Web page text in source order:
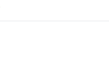
Bank